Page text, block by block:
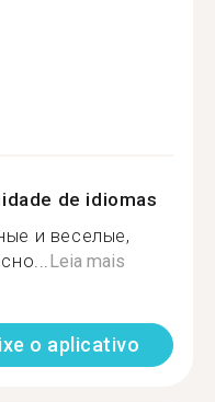
de idiomas
и веселые,
Leia mais
o aplicativo